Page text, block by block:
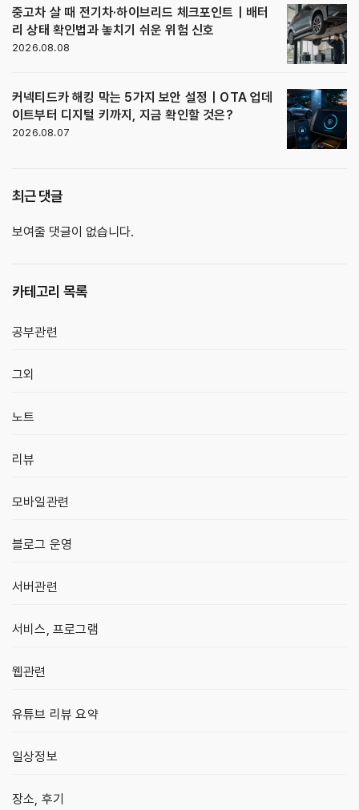
중고차 살 때 전기차·하이브리드 체크포인트｜배터
리 상태 확인법과 놓치기 쉬운 위험 신호
2026.08.08
커넥티드카 해킹 막는 5가지 보안 설정｜OTA 업데
이트부터 디지털 키까지, 지금 확인할 것은?
2026.08.07
최근 댓글
보여줄 댓글이 없습니다.
카테고리 목록
공부관련
그외
노트
리뷰
모바일관련
블로그 운영
서버관련
서비스, 프로그램
웹관련
유튜브 리뷰 요약
일상정보
장소, 후기